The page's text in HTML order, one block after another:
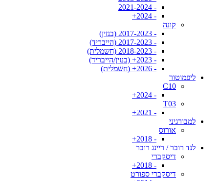
- 2021-2024
- 2024+
קונה
- 2017-2023 (בנזין)
- 2017-2023 (הייבריד)
- 2018-2023 (חשמלית)
- 2023+ (בנזין/הייבריד)
- 2026+ (חשמלית)
ליפמוטור
C10
- 2024+
T03
- 2021+
למבורגיני
אורוס
- 2018+
לנד רובר / ריינג רובר
דיסקברי
- 2018+
דיסקברי ספורט